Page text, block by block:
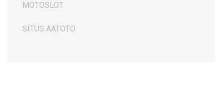
MOTOSLOT
SITUS AATOTO